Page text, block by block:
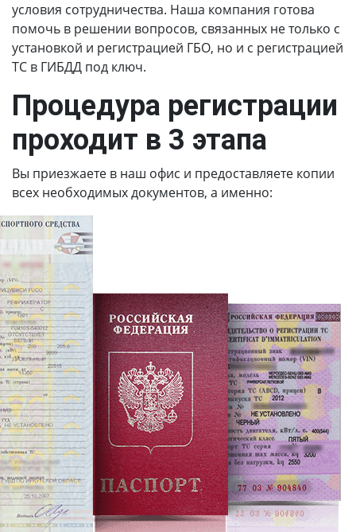
условия сотрудничества. Наша компания готова
помочь в решении вопросов, связанных не только с
установкой и регистрацией ГБО, но и с регистрацией
ТС в ГИБДД под ключ.
Процедура регистрации
проходит в 3 этапа
Вы приезжаете в наш офис и предоставляете копии
всех необходимых документов, а именно: